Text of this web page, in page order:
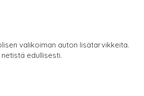
valikoiman auton lisätarvikkeita.
edullisesti.